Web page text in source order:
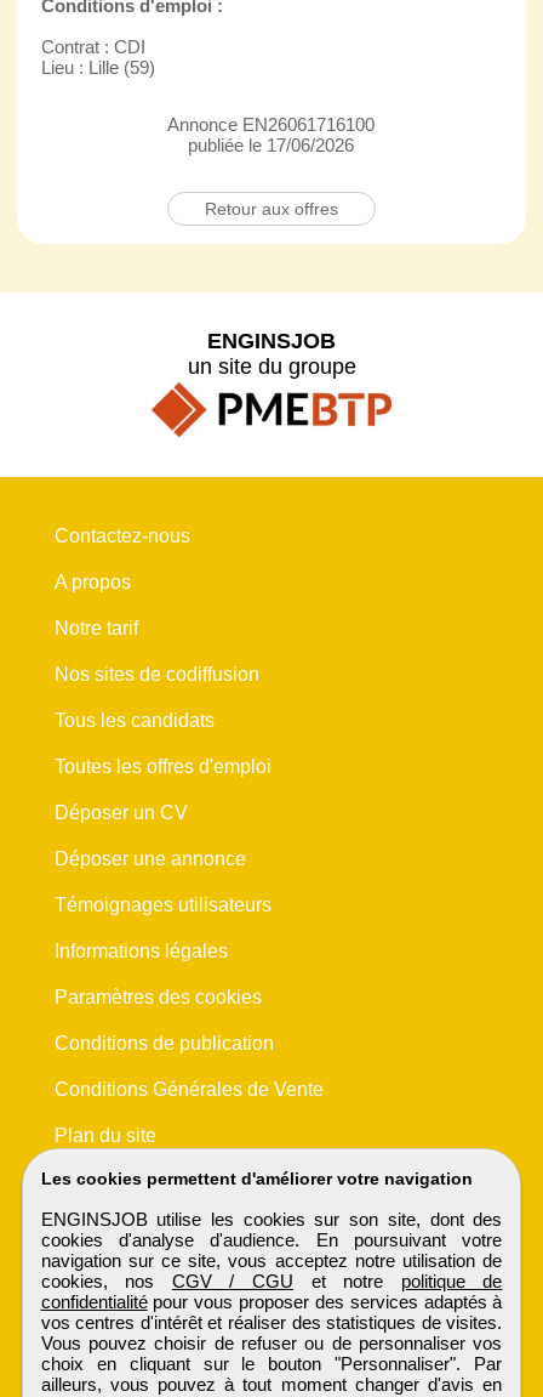
Conditions d'emploi :
Contrat : CDI
Lieu : Lille (59)
Annonce EN26061716100
publiée le 17/06/2026
Retour aux offres
Les cookies permettent d'améliorer votre navigation
ENGINSJOB utilise les cookies sur son site, dont des
cookies d'analyse d'audience. En poursuivant votre
navigation sur ce site, vous acceptez notre utilisation de
cookies, nos CGV / CGU et notre politique de
confidentialitépour vous proposer des services adaptés à
vos centres d'intérêt et réaliser des statistiques de visites.
Vous pouvez choisir de refuser ou de personnaliser vos
choix en cliquant sur le bouton "Personnaliser". Par
ailleurs, vous pouvez à tout moment changer d'avis en
ENGINSJOB
un site du groupe
Contactez-nous
A propos
Notre tarif
Nos sites de codiffusion
Tous les candidats
Toutes les offres d'emploi
Déposer un CV
Déposer une annonce
Témoignages utilisateurs
Informations légales
Paramètres des cookies
Conditions de publication
Conditions Générales de Vente
Plan du site